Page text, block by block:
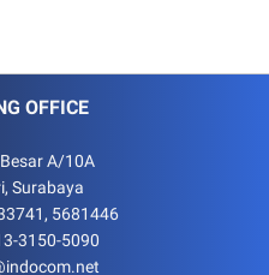
OFFICE
A/10A
Surabaya
5681446
3150-5090